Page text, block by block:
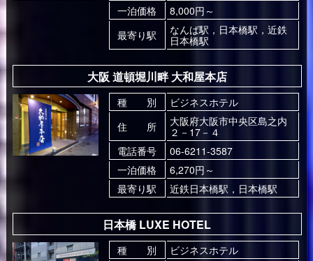
一泊価格
8,000円～
最寄り駅
なんば駅，日本橋駅，近鉄
日本橋駅
大阪 道頓堀川畔 大和屋本店
種 別
ビジネスホテル
住 所
大阪府大阪市中央区島之内
２－17－４
電話番号
06-6211-3587
一泊価格
6,270円～
最寄り駅
近鉄日本橋駅，日本橋駅
日本橋 LUXE HOTEL
種 別
ビジネスホテル